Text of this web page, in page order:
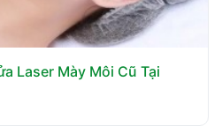
Laser Mày Môi Cũ Tại